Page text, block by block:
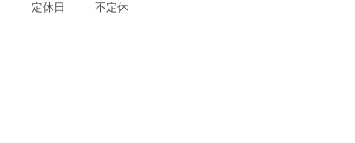
定休日
不定休